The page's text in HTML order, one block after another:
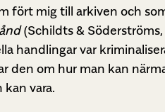
fört mig till arkiven och
(Schildts &
handlingar var
den om hur man kan
vara.